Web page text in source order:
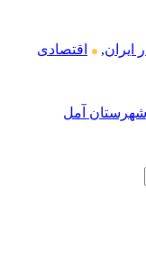
ایران, اقتصادی
آمل